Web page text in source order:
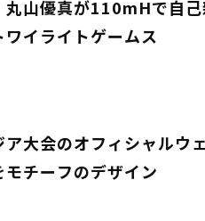
丸山優真が110mHで自
ワイライトゲームス
ア大会のオフィシャルウ
モチーフのデザイン